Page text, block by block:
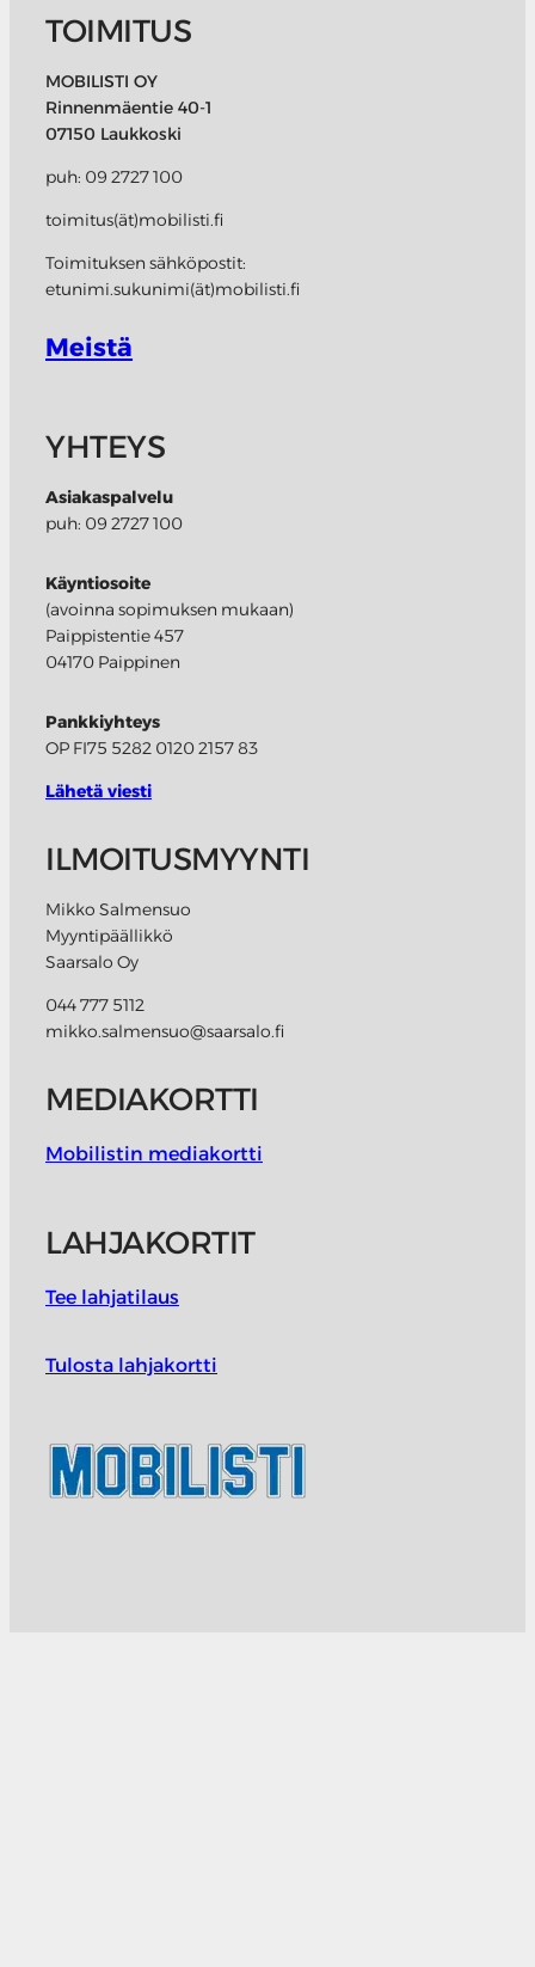
TOIMITUS
MOBILISTI OY
Rinnenmäentie 40-1
07150 Laukkoski
puh: 09 2727 100
toimitus(ät)mobilisti.fi
Toimituksen sähköpostit:
etunimi.sukunimi(ät)mobilisti.fi
Meistä
YHTEYS
Asiakaspalvelu
puh: 09 2727 100
Käyntiosoite
(avoinna sopimuksen mukaan)
Paippistentie 457
04170 Paippinen
Pankkiyhteys
OP FI75 5282 0120 2157 83
Lähetä viesti
ILMOITUSMYYNTI
Mikko Salmensuo
Myyntipäällikkö
Saarsalo Oy
044 777 5112
mikko.salmensuo@saarsalo.fi
MEDIAKORTTI
Mobilistin mediakortti
LAHJAKORTIT
Tee lahjatilaus
Tulosta lahjakortti